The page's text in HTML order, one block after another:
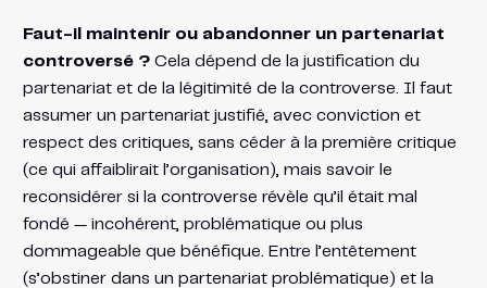
Faut-il maintenir ou abandonner un partenariat
controversé ?Cela dépend de la justification du
partenariat et de la légitimité de la controverse. Il faut
assumer un partenariat justifié, avec conviction et
respect des critiques, sans céder à la première critique
(ce qui affaiblirait l’organisation), mais savoir le
reconsidérer si la controverse révèle qu’il était mal
fondé — incohérent, problématique ou plus
dommageable que bénéfique. Entre l’entêtement
(s’obstiner dans un partenariat problématique) et la